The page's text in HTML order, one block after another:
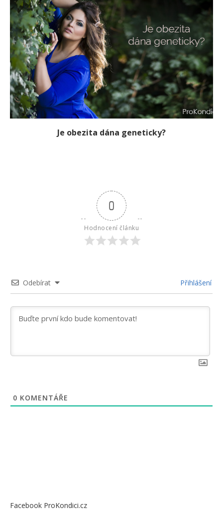
Je obezita dána geneticky?
0
Hodnocení článku
Odebírat Přihlášení
0 KOMENTÁŘE
Facebook ProKondici.cz